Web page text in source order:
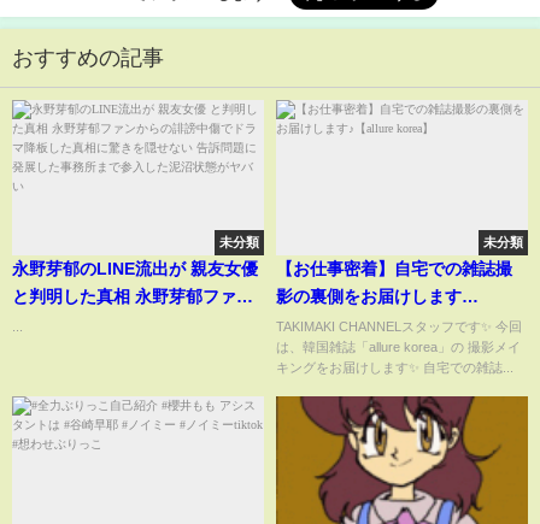
おすすめの記事
未分類
永野芽郁のLINE流出が 親友女優
と判明した真相 永野芽郁ファン
た泥沼状態がヤバい
未分類
【お仕事密着】自宅での雑誌撮
影の裏側をお届けします
♪【allure korea】
TAKIMAKI CHANNELスタッフです✨ 今回
は、韓国雑誌「allure korea」の 撮影メイ
キングをお届けします✨ 自宅での雑誌...